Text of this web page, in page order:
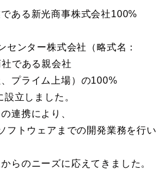
ある新光商事株式会社100%
センター株式会社（略式名：
である親会社
、プライム上場）の100%
立しました。
連携により、
フトウェアまでの開発業務を行い
らのニーズに応えてきました。